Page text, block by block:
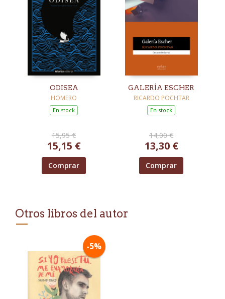
ODISEA
HOMERO
En stock
15,95 €
15,15 €
Comprar
GALERÍA ESCHER
RICARDO POCHTAR
En stock
14,00 €
13,30 €
Comprar
Otros libros del autor
-5%